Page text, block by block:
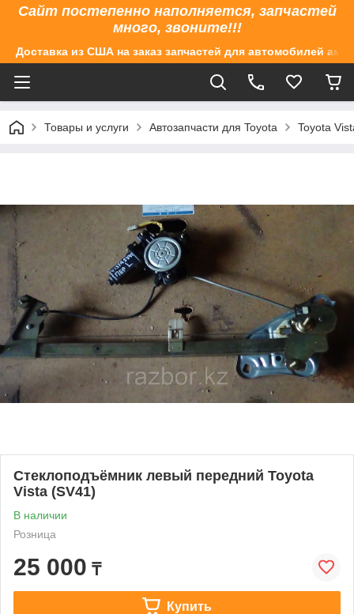
Сайт постепенно наполняется, запчастей
много, звоните!!!
Доставка из США на заказ запчастей для автомобилей
Товары и услуги Автозапчасти для Toyota Toyota
Стеклоподъёмник левый передний Toyota
Vista (SV41)
В наличии
Розница
25 000 ₸
Купить